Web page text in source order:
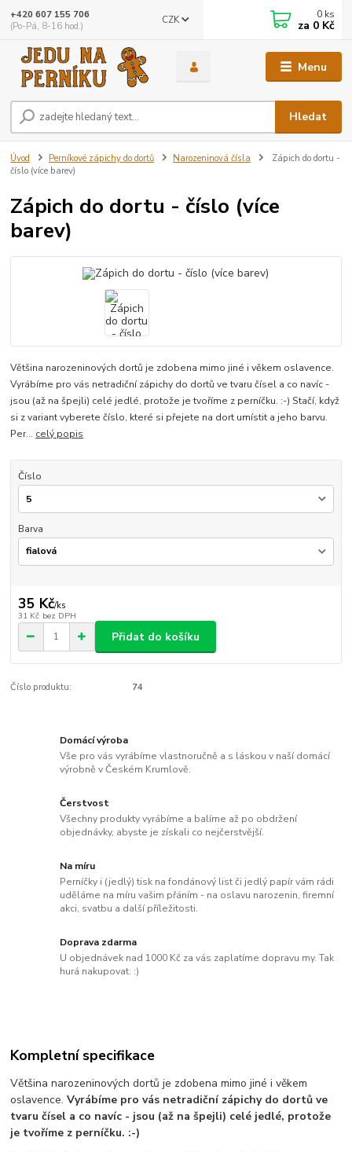
Menu
CZK
Hledat
+420 607 155 706
(Po-Pá, 8-16 hod.)
0 ks
za 0 Kč
Úvod Perníkové zápichy do dortů Narozeninová čísla
Zápich do dortu -
číslo (více barev)
Zápich do dortu - číslo (více
barev)
Většina narozeninových dortů je zdobena mimo jiné i věkem oslavence.
Vyrábíme pro vás netradiční zápichy do dortů ve tvaru čísel a co navíc -
jsou (až na špejli) celé jedlé, protože je tvoříme z perníčku. :-) Stačí, když
si z variant vyberete číslo, které si přejete na dort umístit a jeho barvu.
Per... celý popis
Číslo
Barva
35 Kč/ks
31 Kč bez DPH
Přidat do košíku
Číslo produktu: 74
Domácí výroba
Vše pro vás vyrábíme vlastnoručně a s láskou v naší domácí
výrobně v Českém Krumlově.
Čerstvost
Všechny produkty vyrábíme a balíme až po obdržení
objednávky, abyste je získali co nejčerstvější.
Na míru
Perníčky i (jedlý) tisk na fondánový list či jedlý papír vám rádi
uděláme na míru vašim přáním - na oslavu narozenin, firemní
akci, svatbu a další příležitosti.
Doprava zdarma
U objednávek nad 1000 Kč za vás zaplatíme dopravu my. Tak
hurá nakupovat. :)
Kompletní specifikace
Většina narozeninových dortů je zdobena mimo jiné i věkem
oslavence.Vyrábíme pro vás netradiční zápichy do dortů ve
tvaru čísel a co navíc - jsou (až na špejli) celé jedlé, protože
je tvoříme z perníčku. :-)